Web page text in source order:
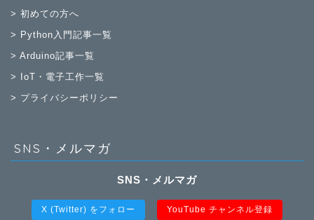
> 初めての方へ
> Python入門記事一覧
> Arduino記事一覧
> IoT・電子工作一覧
> プライバシーポリシー
SNS・メルマガ
SNS・メルマガ
X (Twitter) をフォロー YouTube チャンネル登録